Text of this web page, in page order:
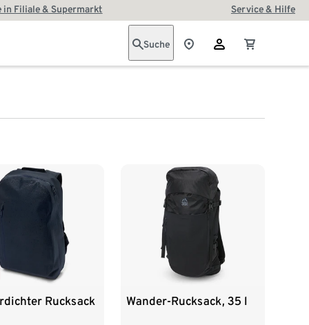
in Filiale & Supermarkt Service & Hilfe
Suche
Rucksack Wander-Rucksack, 35 l